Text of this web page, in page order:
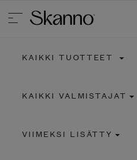
KAIKKI TUOTTEET
KAIKKI VALMISTAJAT
VIIMEKSI LISÄTTY